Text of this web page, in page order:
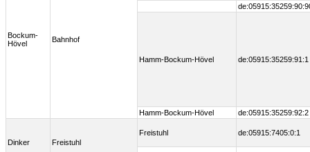
Bockum-
Hövel
Bahnhof
Hamm-Bockum-Hövel de:05915:35259:91:1
Hamm-Bockum-Hövel de:05915:35259:92:2
Dinker Freistuhl
Freistuhl de:05915:7405:0:1